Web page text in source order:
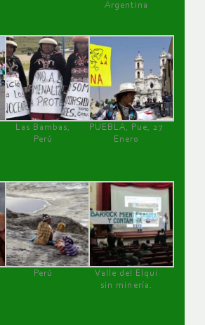
Argentina
Las Bambas,
Perú
PUEBLA, Pue, 27
Enero
Perú
Valle del Elqui
sin minería.